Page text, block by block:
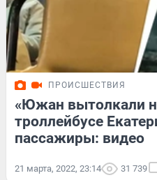
ПРОИСШЕСТВИЯ
«Южан вытолкали
троллейбусе
пассажиры: видео
21 марта, 2022, 23:14 31 739